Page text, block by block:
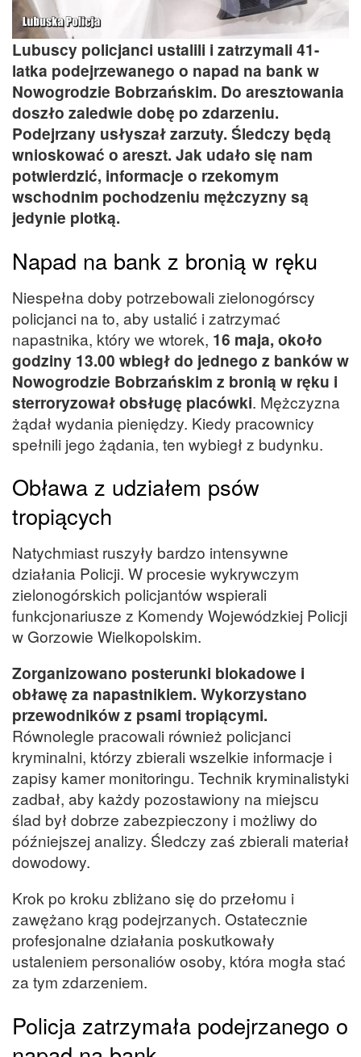
Lubuscy policjanci ustalili i zatrzymali 41-
latka podejrzewanego o napad na bank w
Nowogrodzie Bobrzańskim. Do aresztowania
doszło zaledwie dobę po zdarzeniu.
Podejrzany usłyszał zarzuty. Śledczy będą
wnioskować o areszt. Jak udało się nam
potwierdzić, informacje o rzekomym
wschodnim pochodzeniu mężczyzny są
jedynie plotką.
Napad na bank z bronią w ręku
Niespełna doby potrzebowali zielonogórscy
policjanci na to, aby ustalić i zatrzymać
napastnika, który we wtorek, 16 maja, około
godziny 13.00 wbiegł do jednego z banków w
Nowogrodzie Bobrzańskim z bronią w ręku i
sterroryzował obsługę placówki. Mężczyzna
żądał wydania pieniędzy. Kiedy pracownicy
spełnili jego żądania, ten wybiegł z budynku.
Obława z udziałem psów
tropiących
Natychmiast ruszyły bardzo intensywne
działania Policji. W procesie wykrywczym
zielonogórskich policjantów wspierali
funkcjonariusze z Komendy Wojewódzkiej Policji
w Gorzowie Wielkopolskim.
Zorganizowano posterunki blokadowe i
obławę za napastnikiem. Wykorzystano
przewodników z psami tropiącymi.
Równolegle pracowali również policjanci
kryminalni, którzy zbierali wszelkie informacje i
zapisy kamer monitoringu. Technik kryminalistyki
zadbał, aby każdy pozostawiony na miejscu
ślad był dobrze zabezpieczony i możliwy do
późniejszej analizy. Śledczy zaś zbierali materiał
dowodowy.
Krok po kroku zbliżano się do przełomu i
zawężano krąg podejrzanych. Ostatecznie
profesjonalne działania poskutkowały
ustaleniem personaliów osoby, która mogła stać
za tym zdarzeniem.
Policja zatrzymała podejrzanego o